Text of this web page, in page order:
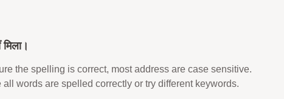
the spelling is correct, most address are case sensitive.
all words are spelled correctly or try different keywords.